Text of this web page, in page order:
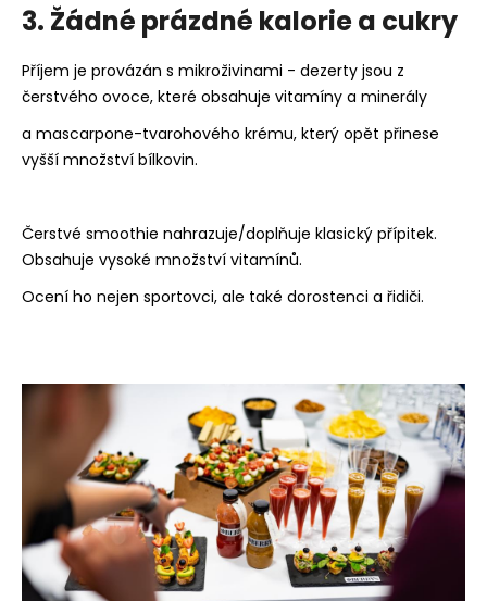
3. Žádné prázdné kalorie a cukry
Příjem je provázán s mikroživinami - dezerty jsou z
čerstvého ovoce, které obsahuje vitamíny a minerály
a mascarpone-tvarohového krému, který opět přinese
vyšší množství bílkovin.
Čerstvé smoothie nahrazuje/doplňuje klasický přípitek.
Obsahuje vysoké množství vitamínů.
Ocení ho nejen sportovci, ale také dorostenci a řidiči.